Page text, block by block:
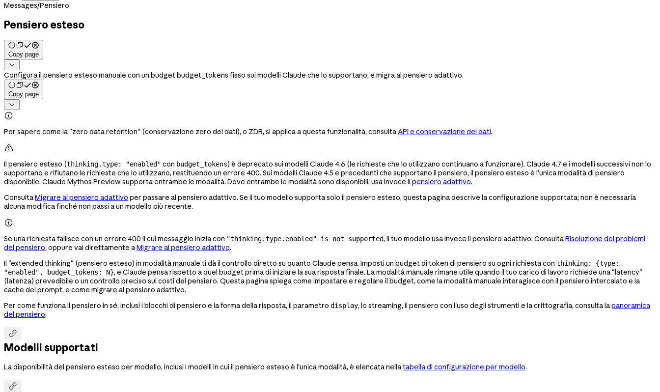
Messages/Pensiero
Pensiero esteso
Copy page

Configura il pensiero esteso manuale con un budget budget_tokens fisso sui modelli Claude che lo supportano, e migra al pensiero adattivo.
Copy page


Per sapere come la "zero data retention" (conservazione zero dei dati), o ZDR, si applica a questa funzionalità, consultaAPI e conservazione dei dati.

Il pensiero esteso (thinking.type: "enabled" con budget_tokens) è deprecato sui modelli Claude 4.6 (le richieste che lo utilizzano continuano a funzionare). Claude 4.7 e i modelli successivi non lo
supportano e rifiutano le richieste che lo utilizzano, restituendo un errore 400. Sui modelli Claude 4.5 e precedenti che supportano il pensiero, il pensiero esteso è l'unica modalità di pensiero
disponibile. Claude Mythos Preview supporta entrambe le modalità. Dove entrambe le modalità sono disponibili, usa invece il pensiero adattivo.
ConsultaMigrare al pensiero adattivo per passare al pensiero adattivo. Se il tuo modello supporta solo il pensiero esteso, questa pagina descrive la configurazione supportata; non è necessaria
alcuna modifica finché non passi a un modello più recente.

Se una richiesta fallisce con un errore 400 il cui messaggio inizia con "thinking.type.enabled" is not supported, il tuo modello usa invece il pensiero adattivo. ConsultaRisoluzione dei problemi
del pensiero, oppure vai direttamente aMigrare al pensiero adattivo.
Il "extended thinking" (pensiero esteso) in modalità manuale ti dà il controllo diretto su quanto Claude pensa. Imposti un budget di token di pensiero su ogni richiesta con thinking: {type:
"enabled", budget_tokens: N}, e Claude pensa rispetto a quel budget prima di iniziare la sua risposta finale. La modalità manuale rimane utile quando il tuo carico di lavoro richiede una "latency"
(latenza) prevedibile o un controllo preciso sui costi del pensiero. Questa pagina spiega come impostare e regolare il budget, come la modalità manuale interagisce con il pensiero intercalato e la
cache dei prompt, e come migrare al pensiero adattivo.
Per come funziona il pensiero in sé, inclusi i blocchi di pensiero e la forma della risposta, il parametro display, lo streaming, il pensiero con l'uso degli strumenti e la crittografia, consulta lapanoramica
del pensiero.

Modelli supportati
La disponibilità del pensiero esteso per modello, inclusi i modelli in cui il pensiero esteso è l'unica modalità, è elencata nellatabella di configurazione per modello.
